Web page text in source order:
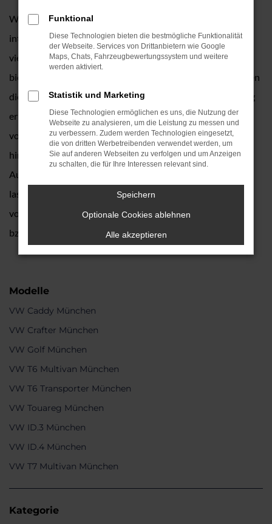
Wer sich in München oder der Umgebung für einen VW
interessiert, trifft mit uns ins Schwarze. Auto Köhler ist seit
vielen Jahren verlässlicher Partner dieses Herstellers und
bietet ein breites Spektrum an Fahrzeugen. Wir übernehmen
die Beratung und stellen sicher, dass Sie exakt das Fahrzeug
erhalten, das zu Ihnen und zu München passt. Der Vorteil
von VW besteht in der Vielfalt an Modellen. Sowohl
hinsichtlich der Größe als auch der Fahrzeugform und
Ausstattung sind hier keinerlei Grenzen gesetzt. Gerne
lassen wir Sie vor Ort und damit in der direkten Umgebung
von München einsteigen oder erläutern Ihnen telefonisch
bzw. digital die Vorzüge von VW.
Modelle
VW Caddy München
VW Crafter München
VW Golf München
VW T6 Multivan München
VW T6 Transporter München
VW Touareg München
VW ID.3 München
VW ID.4 München
VW T7 Multivan München
Kategorie
Funktional
Diese Technologien bieten die bestmögliche Funktionalität
der Webseite. Services von Drittanbietern wie Google
Maps, Chats, Fahrzeugbewertungssystem und weitere
werden aktiviert.
Statistik und Marketing
Diese Technologien ermöglichen es uns, die Nutzung der
Webseite zu analysieren, um die Leistung zu messen und
zu verbessern. Zudem werden Technologien eingesetzt,
die von dritten Werbetreibenden verwendet werden, um
Sie auf anderen Webseiten zu verfolgen und um Anzeigen
zu schalten, die für Ihre Interessen relevant sind.
Speichern
Optionale Cookies ablehnen
Alle akzeptieren